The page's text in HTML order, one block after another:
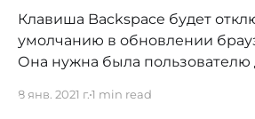
Клавиша Backspace будет
умолчанию в обновлении
Она нужна была пользователю
можно вернуть, если ввести в
8 янв. 2021 г.1 min read